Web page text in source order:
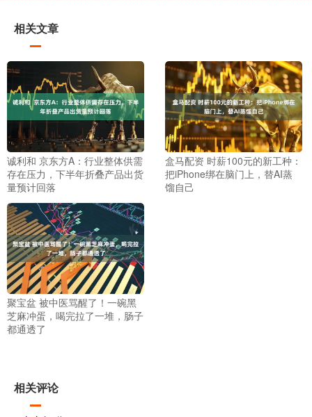
相关文章
诚利和 京东方A：行业整体供需
存在压力，下半年折叠产品出货
量预计回落
盒马配资 时薪100元的新工种：
把iPhone绑在脑门上，替AI蒸
馏自己
聚宝盆 被中医骂醒了！一碗黑
芝麻冲蛋，喝完拉了一堆，肠子
都通透了
相关评论